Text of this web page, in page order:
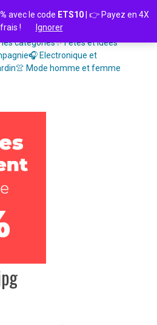
catégories✨ Fêtes et idées
🎧 Electronique et
👚 Mode homme et femme
avec le code ETS10 | 👉 Payez en 4X
frais !
Ignorer